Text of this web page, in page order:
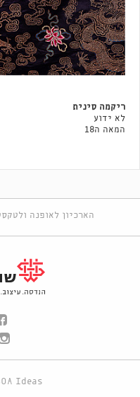
ריקמה סינית
לא ידוע
המאה ה18
הארכיון לאופנה
Ideas